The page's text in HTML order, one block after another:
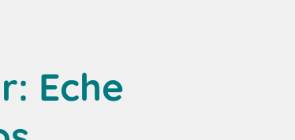
Eche